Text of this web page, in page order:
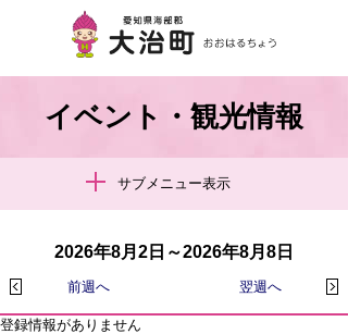
イベント・観光情報
サブメニュー表示
2026年8月2日～2026年8月8日
翌週へ
前週へ
登録情報がありません